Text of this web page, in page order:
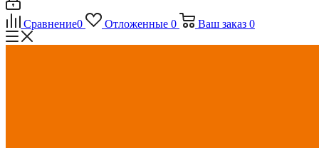
Сравнение0 Отложенные 0 Ваш заказ 0